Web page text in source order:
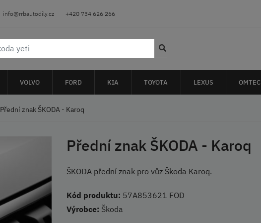
info@rrbautodily.cz +420 734 626 266
VOLVO FORD KIA TOYOTA LEXUS OMTEC
Přední znak ŠKODA - Karoq
Přední znak ŠKODA - Karoq
ŠKODA přední znak pro vůz Škoda Karoq.
Kód produktu: 57A853621 FOD
Výrobce: Škoda